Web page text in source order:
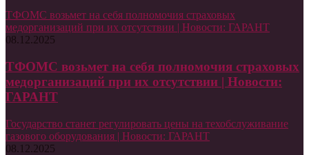
ТФОМС возьмет на себя полномочия страховых
медорганизаций при их отсутствии | Новости: ГАРАНТ
08.12.2025
ТФОМС возьмет на себя полномочия страховых
медорганизаций при их отсутствии | Новости:
ГАРАНТ
Государство станет регулировать цены на техобслуживание
газового оборудования | Новости: ГАРАНТ
08.12.2025